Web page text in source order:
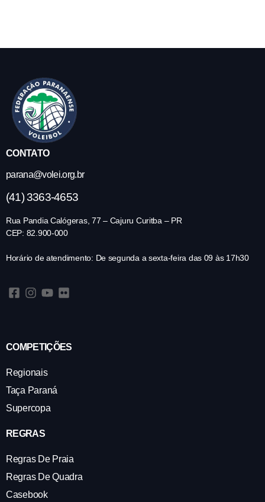
CONTATO
parana@volei.org.br
(41) 3363-4653
Rua Pandia Calógeras, 77 – Cajuru Curitba – PR
CEP: 82.900-000
Horário de atendimento: De segunda a sexta-feira das 09 às 17h30
COMPETIÇÕES
Regionais
Taça Paraná
Supercopa
REGRAS
Regras De Praia
Regras De Quadra
Casebook